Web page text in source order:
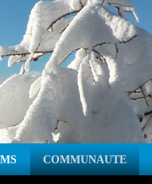
COMMUNAUTE